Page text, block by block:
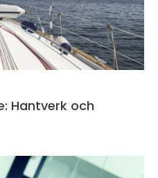
Hantverk och